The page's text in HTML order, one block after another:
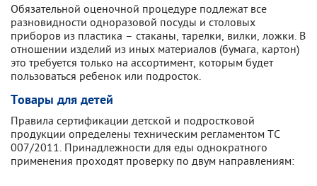
Обязательной оценочной процедуре подлежат все
разновидности одноразовой посуды и столовых
приборов из пластика – стаканы, тарелки, вилки, ложки. В
отношении изделий из иных материалов (бумага, картон)
это требуется только на ассортимент, которым будет
пользоваться ребенок или подросток.
Товары для детей
Правила сертификации детской и подростковой
продукции определены техническим регламентом ТС
007/2011. Принадлежности для еды однократного
применения проходят проверку по двум направлениям: